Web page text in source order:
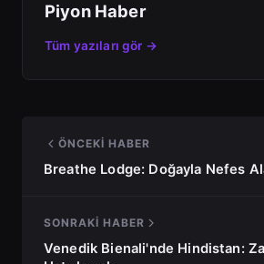
Piyon Haber
Tüm yazıları gör →
ÖNCEKI HABER
Breathe Lodge: Doğayla Nefes
SONRAKI HABER
Venedik Bienali'nde Hindistan: